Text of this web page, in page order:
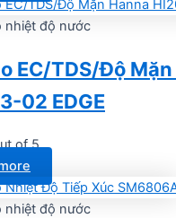
nhiệt độ nước
EC/TDS/Độ
02 EDGE
of 5
nhiệt độ nước